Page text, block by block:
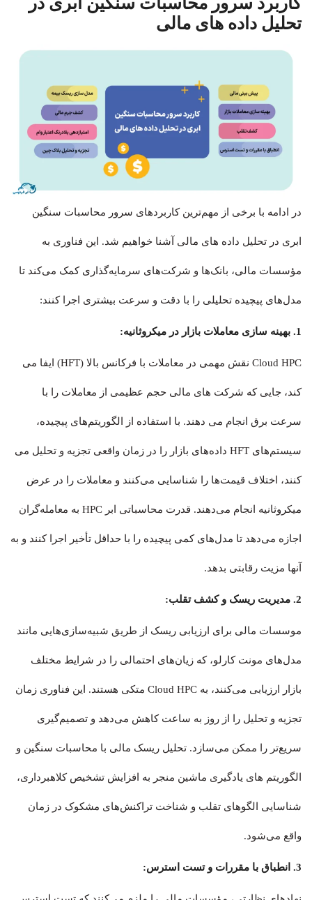
تحلیل داده های مالی
در ادامه با برخی از مهم‌ترین کاربردهای سرور محاسبات سنگین
ابری در تحلیل داده های مالی آشنا خواهیم شد. این فناوری به
مؤسسات مالی، بانک‌ها و شرکت‌های سرمایه‌گذاری کمک می‌کند تا
مدل‌های پیچیده تحلیلی را با دقت و سرعت بیشتری اجرا کنند:
1. بهینه سازی معاملات بازار در میکروثانیه:
Cloud HPC نقش مهمی در معاملات با فرکانس بالا (HFT) ایفا می
کند، جایی که شرکت های مالی حجم عظیمی از معاملات را با
سرعت برق انجام می دهند. با استفاده از الگوریتم‌های پیچیده،
سیستم‌های HFT داده‌های بازار را در زمان واقعی تجزیه و تحلیل می
کنند، اختلاف قیمت‌ها را شناسایی می‌کنند و معاملات را در عرض
میکروثانیه انجام می‌دهند. قدرت محاسباتی ابر HPC به معامله‌گران
اجازه می‌دهد تا مدل‌های کمی پیچیده را با حداقل تأخیر اجرا کنند و به
آنها مزیت رقابتی بدهد.
2. مدیریت ریسک و کشف تقلب:
موسسات مالی برای ارزیابی ریسک از طریق شبیه‌سازی‌هایی مانند
مدل‌های مونت کارلو، که زیان‌های احتمالی را در شرایط مختلف
بازار ارزیابی می‌کنند، به Cloud HPC متکی هستند. این فناوری زمان
تجزیه و تحلیل را از روز به ساعت کاهش می‌دهد و تصمیم‌گیری
سریع‌تر را ممکن می‌سازد. تحلیل ریسک مالی با محاسبات سنگین و
الگوریتم های یادگیری ماشین منجر به افزایش تشخیص کلاهبرداری،
شناسایی الگوهای تقلب و شناخت تراکنش‌های مشکوک در زمان
واقع می‌شود.
3. انطباق با مقررات و تست استرس: